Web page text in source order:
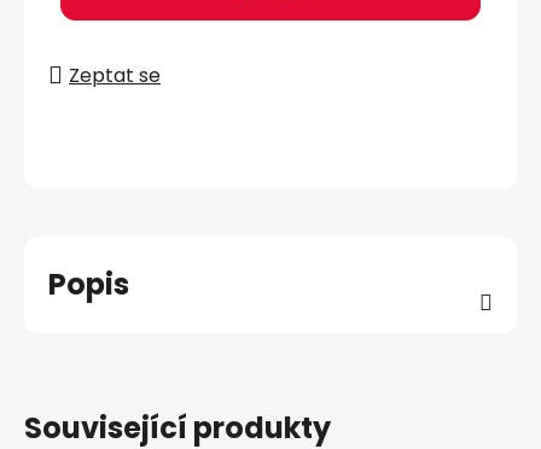
Zeptat se
Popis
Související produkty